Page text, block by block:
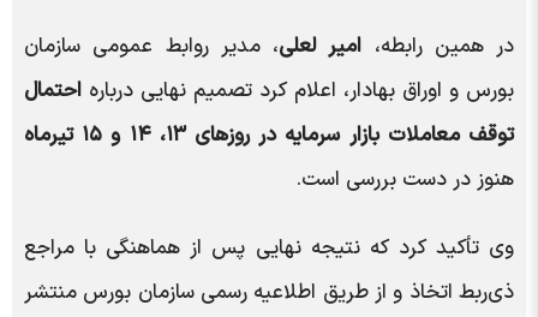
در همین رابطه، امیر لعلی، مدیر روابط عمومی سازمان
بورس و اوراق بهادار، اعلام کرد تصمیم نهایی درباره احتمال
توقف معاملات بازار سرمایه در روزهای ۱۳، ۱۴ و ۱۵ تیرماه
هنوز در دست بررسی است.
وی تأکید کرد که نتیجه نهایی پس از هماهنگی با مراجع
ذی‌ربط اتخاذ و از طریق اطلاعیه رسمی سازمان بورس منتشر